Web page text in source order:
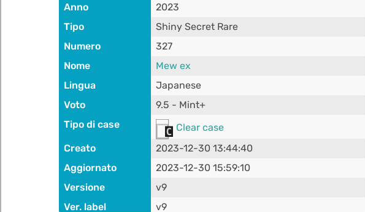
Anno
2023
Tipo
Shiny Secret Rare
Numero
327
Nome
Mew ex
Lingua
Japanese
Voto
9.5 - Mint+
Tipo di case
Clear case
Creato
2023-12-30 13:44:40
Aggiornato
2023-12-30 15:59:10
Versione
v9
Ver. label
v9